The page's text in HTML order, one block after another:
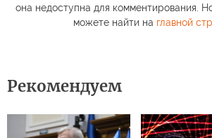
она недоступна для комментирования.
можете найти на главной
Рекомендуем